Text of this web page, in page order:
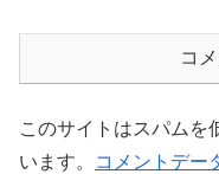
コ
このサイトはスパムを
います。
コメントデー